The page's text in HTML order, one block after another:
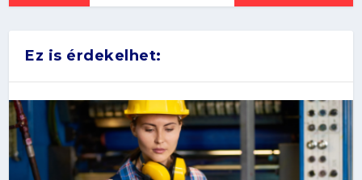
Ez is érdekelhet: